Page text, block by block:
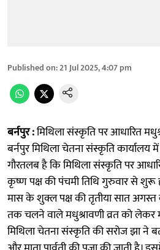
Published on:21 Jul 2025, 4:07 pm
बर्नपुर :मिथिला संस्कृति पर आधारित
बर्नपुर मिथिला चेतना संस्कृति
गौरतलब है कि मिथिला संस्कृति पर
कृष्ण पक्ष की पंचमी तिथि गुरुवार से शुरू
मास के शुक्ल पक्ष की तृतीया सात अगस्त
तक चलने वाले मधुश्रावणी व्रत को लेकर
मिथिला चेतना संस्कृति की सरोज झा ने